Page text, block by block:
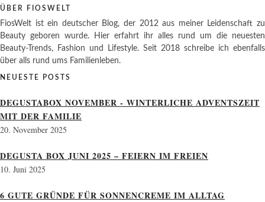
ÜBER FIOSWELT
FiosWelt ist ein deutscher Blog, der 2012 aus meiner Leidenschaft zu
Beauty geboren wurde. Hier erfahrt ihr alles rund um die neuesten
Beauty-Trends, Fashion und Lifestyle. Seit 2018 schreibe ich ebenfalls
über alls rund ums Familienleben.
NEUESTE POSTS
DEGUSTABOX NOVEMBER - WINTERLICHE ADVENTSZEIT
MIT DER FAMILIE
20. November 2025
DEGUSTA BOX JUNI 2025 – FEIERN IM FREIEN
10. Juni 2025
6 GUTE GRÜNDE FÜR SONNENCREME IM ALLTAG